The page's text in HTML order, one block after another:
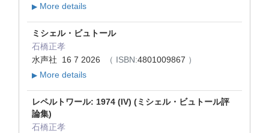
▶ More details
ミシェル・ビュトール
石橋正孝
水声社 16 7 2026
（ ISBN:4801009867 ）
▶ More details
レペルトワール: 1974 (IV) (ミシェル・ビュトール評
論集)
石橋正孝